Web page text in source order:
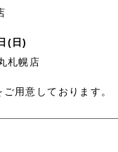
(日)
札幌店
用意しております。